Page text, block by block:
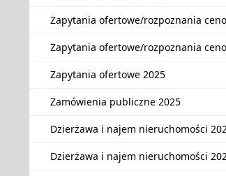
Zapytania ofertowe/rozpoznania
Zapytania ofertowe/rozpoznania
Zapytania ofertowe 2025
Zamówienia publiczne 2025
Dzierżawa i najem nieruchomości
Dzierżawa i najem nieruchomości